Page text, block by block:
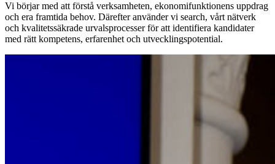
Vi börjar med att förstå verksamheten, ekonomifunktionens uppdrag
och era framtida behov. Därefter använder vi search, vårt nätverk
och kvalitetssäkrade urvalsprocesser för att identifiera kandidater
med rätt kompetens, erfarenhet och utvecklingspotential.